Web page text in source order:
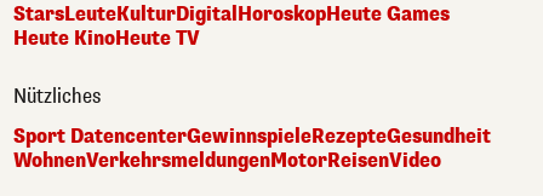
StarsLeuteKulturDigital HoroskopHeute Games
Heute KinoHeute TV
Nützliches
Sport DatencenterGewinnspieleRezepteGesundheit
WohnenVerkehrsmeldungenMotorReisenVideo